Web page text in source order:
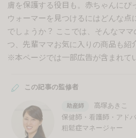
膚を保護する役目も。赤ちゃんにぴ
ウォーマーを見つけるにはどんな点
でしょうか？ ここでは、そんなマ
つ、先輩ママお気に入りの商品も紹
※本ページでは一部広告が含まれて
この記事の監修者
助産師
高塚あきこ
保健師・看護師・アド
粗鬆症マネージャー